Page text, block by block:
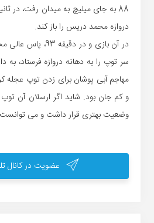
88 به جای میلیچ به میدان رفت، در
دروازه محمد دریس را باز کند.
در آن بازی و در
سر توپ را به دهانه دروازه فرستاد،
مهاجم آبی پوشان برای زدن توپ عجله
و کم جان بود. شاید اگر ارسلان آن
وضعیت بهتری قرار داشت و می توانست
عضویت در کانال